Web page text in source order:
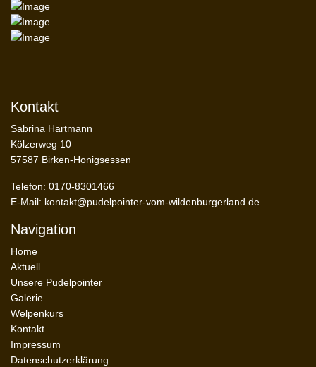
Kontakt
Sabrina Hartmann
Kölzerweg 10
57587 Birken-Honigsessen
Telefon: 0170-8301466
E-Mail: kontakt@pudelpointer-vom-wildenburgerland.de
Navigation
Home
Aktuell
Unsere Pudelpointer
Galerie
Welpenkurs
Kontakt
Impressum
Datenschutzerklärung